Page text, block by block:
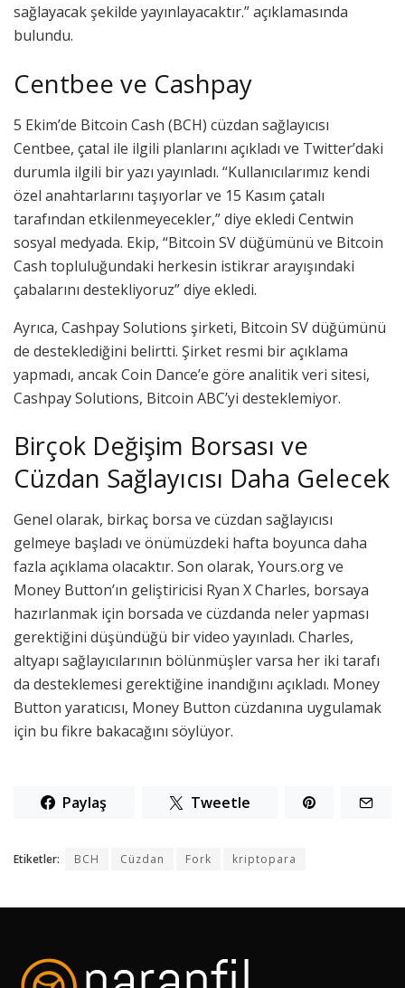
sağlayacak şekilde yayınlayacaktır.” açıklamasında
bulundu.
Centbee ve Cashpay
5 Ekim’de Bitcoin Cash (BCH) cüzdan sağlayıcısı
Centbee, çatal ile ilgili planlarını açıkladı ve Twitter’daki
durumla ilgili bir yazı yayınladı. “Kullanıcılarımız kendi
özel anahtarlarını taşıyorlar ve 15 Kasım çatalı
tarafından etkilenmeyecekler,” diye ekledi Centwin
sosyal medyada. Ekip, “Bitcoin SV düğümünü ve Bitcoin
Cash topluluğundaki herkesin istikrar arayışındaki
çabalarını destekliyoruz” diye ekledi.
Ayrıca, Cashpay Solutions şirketi, Bitcoin SV düğümünü
de desteklediğini belirtti. Şirket resmi bir açıklama
yapmadı, ancak Coin Dance’e göre analitik veri sitesi,
Cashpay Solutions, Bitcoin ABC’yi desteklemiyor.
Birçok Değişim Borsası ve
Cüzdan Sağlayıcısı Daha Gelecek
Genel olarak, birkaç borsa ve cüzdan sağlayıcısı
gelmeye başladı ve önümüzdeki hafta boyunca daha
fazla açıklama olacaktır. Son olarak, Yours.org ve
Money Button’ın geliştiricisi Ryan X Charles, borsaya
hazırlanmak için borsada ve cüzdanda neler yapması
gerektiğini düşündüğü bir video yayınladı. Charles,
altyapı sağlayıcılarının bölünmüşler varsa her iki tarafı
da desteklemesi gerektiğine inandığını açıkladı. Money
Button yaratıcısı, Money Button cüzdanına uygulamak
için bu fikre bakacağını söylüyor.
Paylaş Tweetle
Etiketler: BCH Cüzdan Fork kriptopara